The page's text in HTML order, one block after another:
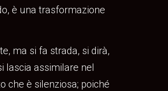
è una trasformazione
ma si fa strada, si dirà,
lascia assimilare nel
che è silenziosa; poiché